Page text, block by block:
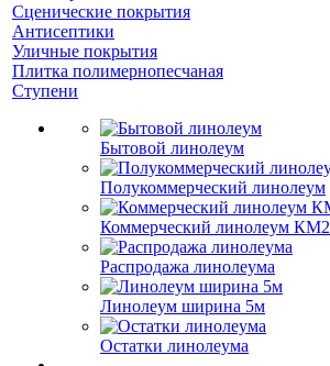
Сценические покрытия
Антисептики
Уличные покрытия
Плитка полимернопесчаная
Ступени
Бытовой линолеум
Полукоммерческий линолеум
Коммерческий линолеум КМ2
Распродажа линолеума
Линолеум ширина 5м
Остатки линолеума